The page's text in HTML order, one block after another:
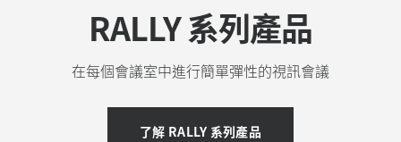
RALLY 系列產品
在每個會議室中進行簡單彈性的視訊會議
了解 RALLY 系列產品